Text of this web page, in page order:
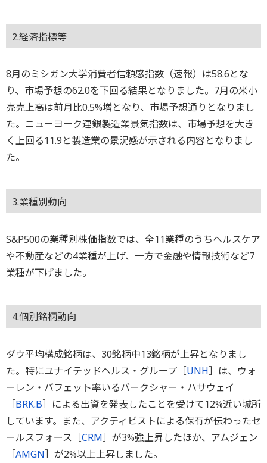
2.経済指標等
8月のミシガン大学消費者信頼感指数（速報）は58.6とな
り、市場予想の62.0を下回る結果となりました。7月の米小
売売上高は前月比0.5%増となり、市場予想通りとなりまし
た。ニューヨーク連銀製造業景気指数は、市場予想を大き
く上回る11.9と製造業の景況感が示される内容となりまし
た。
3.業種別動向
S&P500の業種別株価指数では、全11業種のうちヘルスケア
や不動産などの4業種が上げ、一方で金融や情報技術など7
業種が下げました。
4.個別銘柄動向
ダウ平均構成銘柄は、30銘柄中13銘柄が上昇となりまし
た。特にユナイテッドヘルス・グループ［UNH］は、ウォ
ーレン・バフェット率いるバークシャー・ハサウェイ
［BRK.B］による出資を発表したことを受けて12%近い城所
しています。また、アクティビストによる保有が伝わったセ
ールスフォース［CRM］が3%強上昇したほか、アムジェン
［AMGN］が2%以上上昇しました。